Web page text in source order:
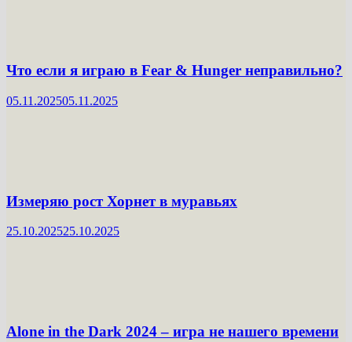
Что если я играю в Fear & Hunger неправильно?
05.11.202505.11.2025
Измеряю рост Хорнет в муравьях
25.10.202525.10.2025
Alone in the Dark 2024 – игра не нашего времени